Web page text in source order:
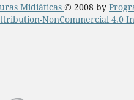
Midiáticas © 2008 by
NonCommercial 4.0